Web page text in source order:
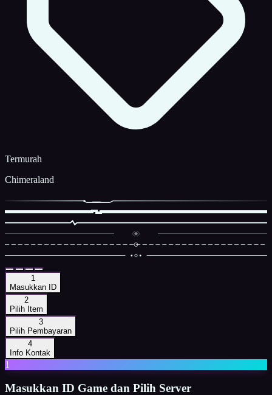
Termurah
Chimeraland
1
Masukkan ID
2
Pilih Item
3
Pilih Pembayaran
4
Info Kontak
1
Masukkan ID Game dan Pilih Server